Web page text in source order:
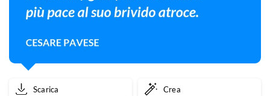
Scarica Crea